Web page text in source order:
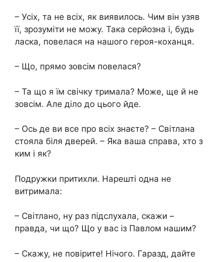
– Усіх, та не всіх, як виявилось. Чим він узяв
її, зрозуміти не можу. Така серйозна і, будь
ласка, повелася на нашого героя-коханця.
– Що, прямо зовсім повелася?
– Та що я їм свічку тримала? Може, ще й не
зовсім. Але діло до цього йде.
– Ось де ви все про всіх знаєте? – Світлана
стояла біля дверей. – Яка ваша справа, хто з
ким і як?
Подружки притихли. Нарешті одна не
витримала:
– Світлано, ну раз підслухала, скажи –
правда, чи що? Що у вас із Павлом нашим?
– Скажу, не повірите! Нічого. Гаразд, дайте